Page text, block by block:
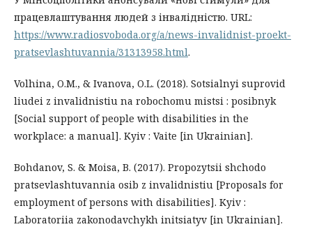
працевлаштування людей з інвалідністю. URL:
https://www.radiosvoboda.org/a/news-invalidnist-proekt-
pratsevlashtuvannia/31313958.html.
Volhina, O.M., & Ivanova, O.L. (2018). Sotsialnyi suprovid
liudei z invalidnistiu na robochomu mistsi : posibnyk
[Social support of people with disabilities in the
workplace: a manual]. Kyiv : Vaite [in Ukrainian].
Bohdanov, S. & Moisa, B. (2017). Propozytsii shchodo
pratsevlashtuvannia osib z invalidnistiu [Proposals for
employment of persons with disabilities]. Kyiv :
Laboratoriia zakonodavchykh initsiatyv [in Ukrainian].